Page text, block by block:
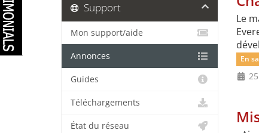
Le
En
Support
Mon support/aide
Annonces
Guides
Téléchargements
État du réseau